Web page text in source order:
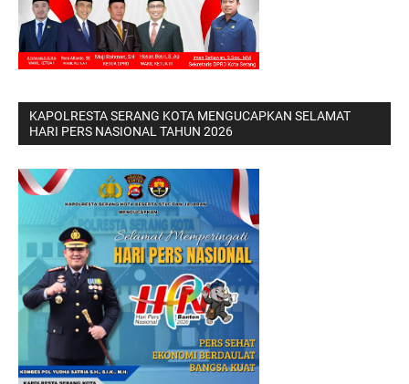
KAPOLRESTA SERANG KOTA MENGUCAPKAN SELAMAT
HARI PERS NASIONAL TAHUN 2026